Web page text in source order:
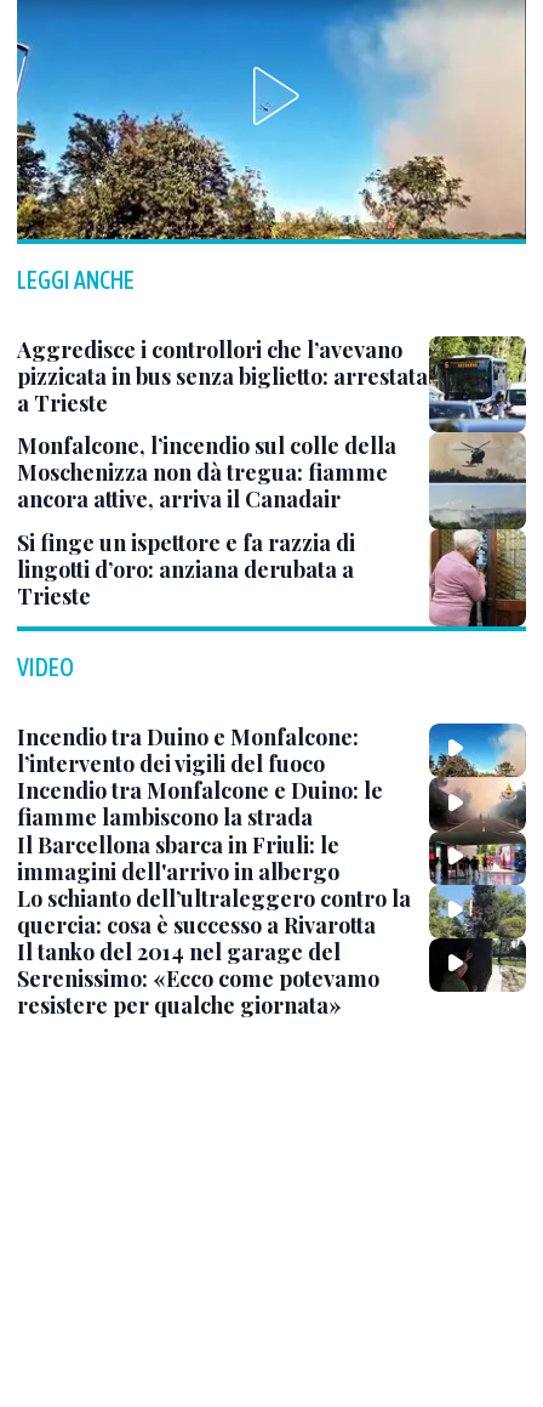
LEGGI ANCHE
Aggredisce i controllori che l’avevano
pizzicata in bus senza biglietto: arrestata
a Trieste
Monfalcone, l’incendio sul colle della
Moschenizza non dà tregua: fiamme
ancora attive, arriva il Canadair
Si finge un ispettore e fa razzia di
lingotti d’oro: anziana derubata a
Trieste
VIDEO
Incendio tra Duino e Monfalcone:
l’intervento dei vigili del fuoco
Incendio tra Monfalcone e Duino: le
fiamme lambiscono la strada
Il Barcellona sbarca in Friuli: le
immagini dell'arrivo in albergo
Lo schianto dell’ultraleggero contro la
quercia: cosa è successo a Rivarotta
Il tanko del 2014 nel garage del
Serenissimo: «Ecco come potevamo
resistere per qualche giornata»